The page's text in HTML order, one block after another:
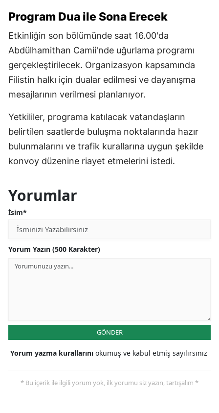
Program Dua ile Sona Erecek
Etkinliğin son bölümünde saat 16.00'da
Abdülhamithan Camii'nde uğurlama programı
gerçekleştirilecek. Organizasyon kapsamında
Filistin halkı için dualar edilmesi ve dayanışma
mesajlarının verilmesi planlanıyor.
Yetkililer, programa katılacak vatandaşların
belirtilen saatlerde buluşma noktalarında hazır
bulunmalarını ve trafik kurallarına uygun şekilde
konvoy düzenine riayet etmelerini istedi.
Yorumlar
İsim*
Yorum Yazın (500 Karakter)
GÖNDER
Yorum yazma kurallarını okumuş ve kabul etmiş sayılırsınız
* Bu içerik ile ilgili yorum yok, ilk yorumu siz yazın, tartışalım *